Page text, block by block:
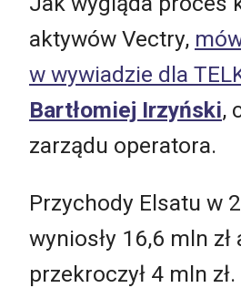
aktywów Vectry,
w wywiadzie dla
Bartłomiej Irzyński,
zarządu operatora.
Przychody Elsatu w
wyniosły 16,6 mln
przekroczył 4 mln